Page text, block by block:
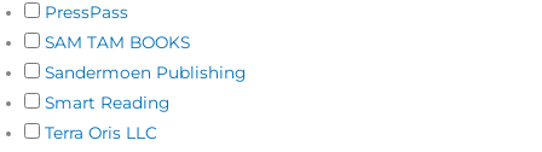
PressPass
SAM TAM BOOKS
Sandermoen Publishing
Smart Reading
Terra Oris LLC